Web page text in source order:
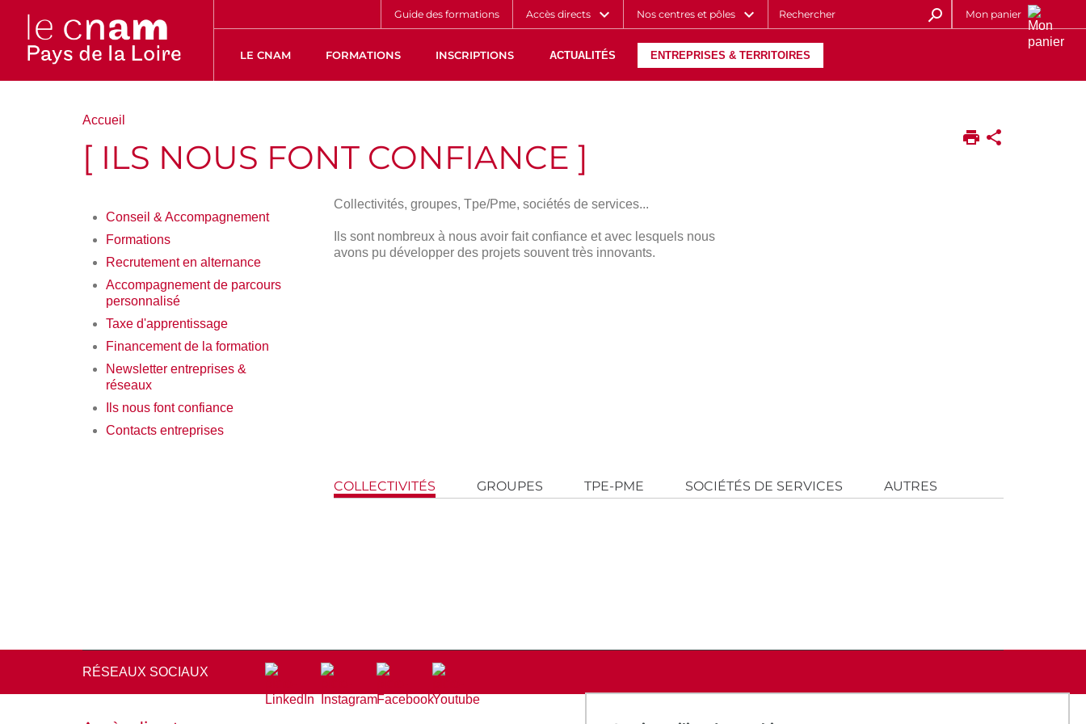
Aller
Navigation
Accès
Connexion
Guide des formations Accès directs Nos centres et pôles Mon panier
LE CNAM FORMATIONS INSCRIPTIONS ACTUALITÉS ENTREPRISES & TERRITOIRES
Vous
Accueil
[ ILS NOUS FONT CONFIANCE ]
Conseil & Accompagnement
Formations
Recrutement en alternance
Accompagnement de parcours
personnalisé
Taxe d'apprentissage
Financement de la formation
Newsletter entreprises &
réseaux
Ils nous font confiance
Contacts entreprises
Collectivités, groupes, Tpe/Pme, sociétés de services...
Ils sont nombreux à nous avoir fait confiance et avec lesquels nous
avons pu développer des projets souvent très innovants.
COLLECTIVITÉS GROUPES TPE-PME SOCIÉTÉS DE SERVICES AUTRES
RÉSEAUX SOCIAUX